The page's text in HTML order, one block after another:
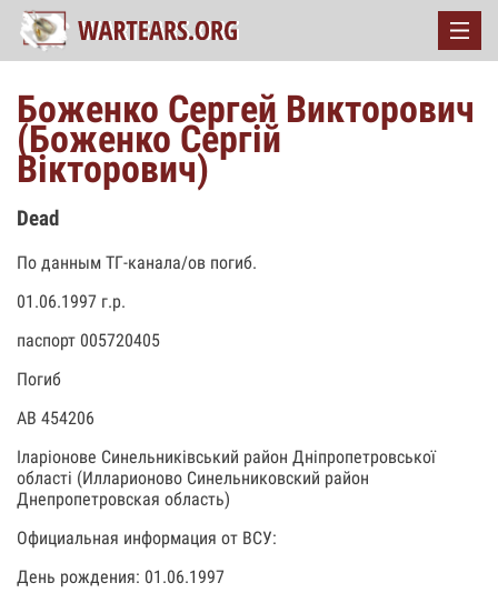
Боженко Сергей Викторович
(Боженко Сергiй
Вiкторович)
Dead
По данным ТГ-канала/ов погиб.
01.06.1997 г.р.
паспорт 005720405
Погиб
АВ 454206
Іларіонове Синельниківський район Дніпропетровської
області (Илларионово Синельниковский район
Днепропетровская область)
Официальная информация от ВСУ:
День рождения: 01.06.1997